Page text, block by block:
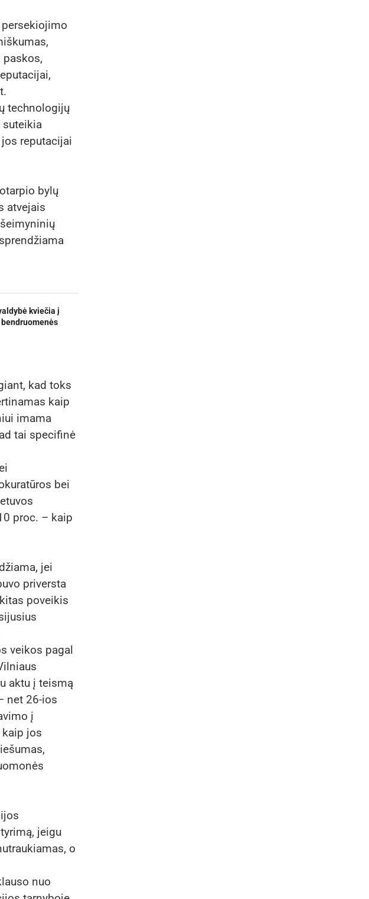
technologijų
reputacijai
bylų
atvejais
kviečia į
kad toks
kaip
imama
tai specifinė
bei
proc. – kaip
jei
priversta
poveikis
veikos pagal
aktu į teismą
net 26-ios
į
jos
jeigu
o
nuo